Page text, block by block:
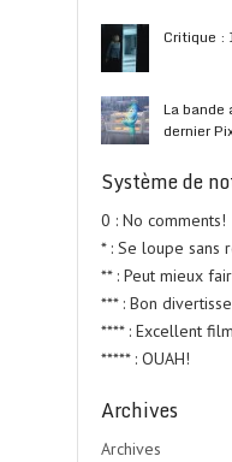
Critique :
La bande
dernier
Système de
0 : No comments!
* : Se loupe sans
** : Peut mieux
*** : Bon
**** : Excellent
***** : OUAH!
Archives
Archives